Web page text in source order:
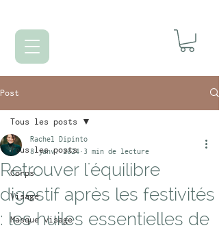
Post
Tous les posts
Corps
Visage
Masque visage
Tous les posts
Retrouver l'équilibre
digestif après les festivités
: les huiles essentielles de
Rachel Dipinto
8 janv. 2024 3 min de lecture